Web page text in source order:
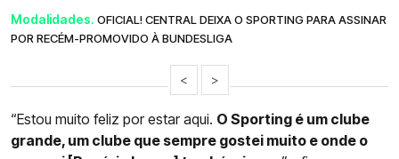
Modalidades. OFICIAL! CENTRAL DEIXA O SPORTING PARA ASSINAR
POR RECÉM-PROMOVIDO À BUNDESLIGA
< >
“Estou muito feliz por estar aqui. O Sporting é um clube
grande, um clube que sempre gostei muito e onde o